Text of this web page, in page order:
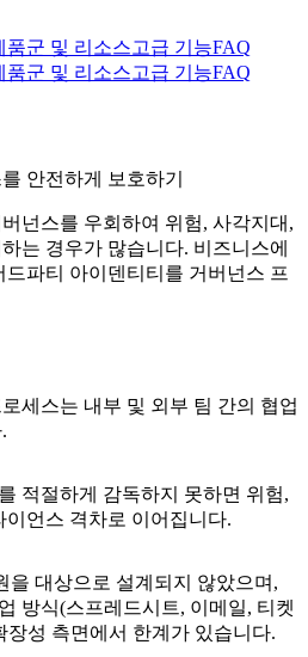
품군 및 리소스고급 기능FAQ
품군 및 리소스고급 기능FAQ
안전하게 보호하기
넌스를 우회하여 위험, 사각지대,
는 경우가 많습니다. 비즈니스에
파티 아이덴티티를 거버넌스 프
세스는 내부 및 외부 팀 간의 협업
적절하게 감독하지 못하면 위험,
이언스 격차로 이어집니다.
을 대상으로 설계되지 않았으며,
방식(스프레드시트, 이메일, 티켓
장성 측면에서 한계가 있습니다.